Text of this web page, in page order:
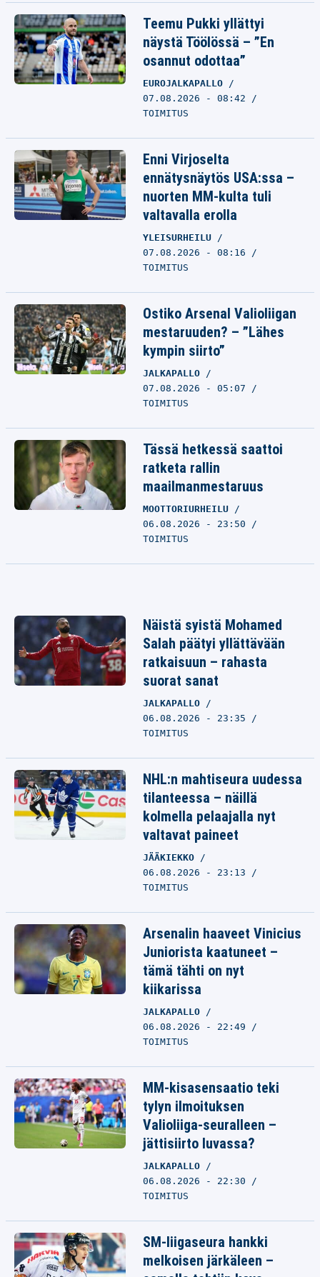
Teemu Pukki yllättyi
näystä Töölössä – ”En
osannut odottaa”
EUROJALKAPALLO
07.08.2026 - 08:42
TOIMITUS
Enni Virjoselta
ennätysnäytös USA:ssa –
nuorten MM-kulta tuli
valtavalla erolla
YLEISURHEILU
07.08.2026 - 08:16
TOIMITUS
Ostiko Arsenal Valioliigan
mestaruuden? – ”Lähes
kympin siirto”
JALKAPALLO
07.08.2026 - 05:07
TOIMITUS
Tässä hetkessä saattoi
ratketa rallin
maailmanmestaruus
MOOTTORIURHEILU
06.08.2026 - 23:50
TOIMITUS
Näistä syistä Mohamed
Salah päätyi yllättävään
ratkaisuun – rahasta
suorat sanat
JALKAPALLO
06.08.2026 - 23:35
TOIMITUS
NHL:n mahtiseura uudessa
tilanteessa – näillä
kolmella pelaajalla nyt
valtavat paineet
JÄÄKIEKKO
06.08.2026 - 23:13
TOIMITUS
Arsenalin haaveet Vinicius
Juniorista kaatuneet –
tämä tähti on nyt
kiikarissa
JALKAPALLO
06.08.2026 - 22:49
TOIMITUS
MM-kisasensaatio teki
tylyn ilmoituksen
Valioliiga-seuralleen –
jättisiirto luvassa?
JALKAPALLO
06.08.2026 - 22:30
TOIMITUS
SM-liigaseura hankki
melkoisen järkäleen –